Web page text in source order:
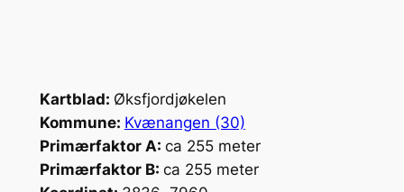
Kartblad: Øksfjordjøkelen
Kommune: Kvænangen (30)
Primærfaktor A: ca 255 meter
Primærfaktor B: ca 255 meter